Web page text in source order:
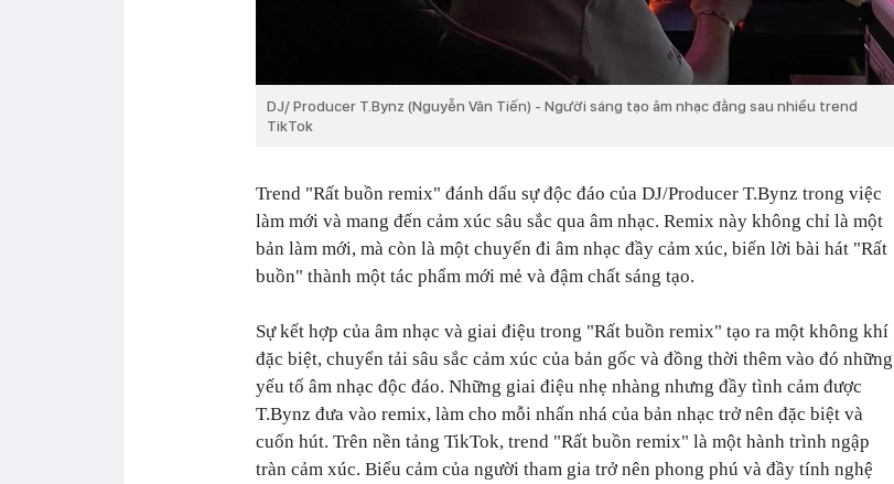
DJ/ Producer T.Bynz (Nguyễn Văn Tiến) - Người sáng tạo âm nhạc đằng sau nhiều trend
TikTok
Trend "Rất buồn remix" đánh dấu sự độc đáo của DJ/Producer T.Bynz trong việc
làm mới và mang đến cảm xúc sâu sắc qua âm nhạc. Remix này không chỉ là một
bản làm mới, mà còn là một chuyến đi âm nhạc đầy cảm xúc, biến lời bài hát "Rất
buồn" thành một tác phẩm mới mẻ và đậm chất sáng tạo.
Sự kết hợp của âm nhạc và giai điệu trong "Rất buồn remix" tạo ra một không khí
đặc biệt, chuyển tải sâu sắc cảm xúc của bản gốc và đồng thời thêm vào đó những
yếu tố âm nhạc độc đáo. Những giai điệu nhẹ nhàng nhưng đầy tình cảm được
T.Bynz đưa vào remix, làm cho mỗi nhấn nhá của bản nhạc trở nên đặc biệt và
cuốn hút. Trên nền tảng TikTok, trend "Rất buồn remix" là một hành trình ngập
tràn cảm xúc. Biểu cảm của người tham gia trở nên phong phú và đầy tính nghệ